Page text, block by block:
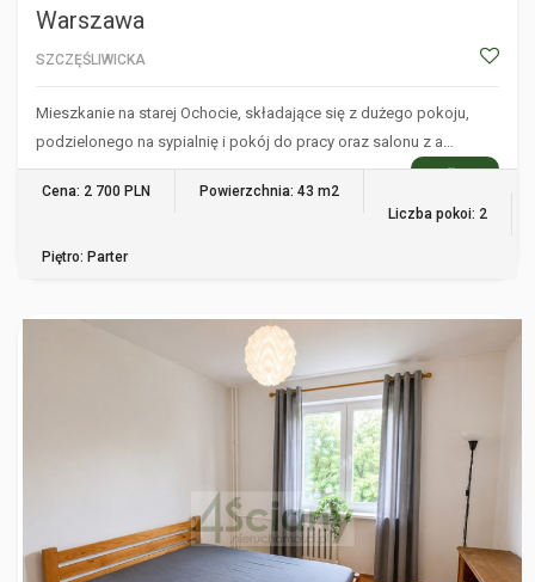
Warszawa
SZCZĘŚLIWICKA
Mieszkanie na starej Ochocie, składające się z dużego pokoju,
podzielonego na sypialnię i pokój do pracy oraz salonu z a…
WIĘCEJ
Cena: 2 700 PLN
Powierzchnia: 43 m2
Liczba pokoi: 2
Piętro: Parter